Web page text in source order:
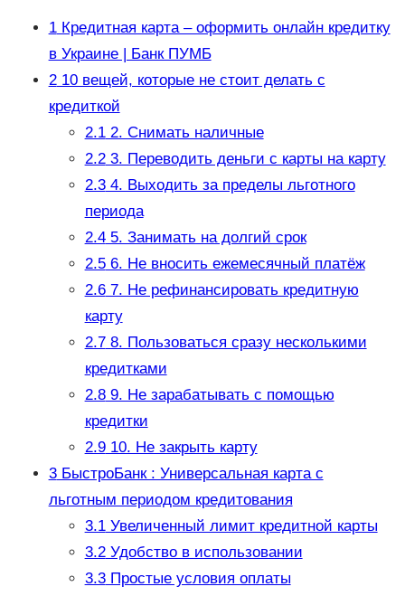
1Кредитная карта – оформить онлайн кредитку
в Украине | Банк ПУМБ
210 вещей, которые не стоит делать с
кредиткой
2.12. Снимать наличные
2.23. Переводить деньги с карты на карту
2.34. Выходить за пределы льготного
периода
2.45. Занимать на долгий срок
2.56. Не вносить ежемесячный платёж
2.67. Не рефинансировать кредитную
карту
2.78. Пользоваться сразу несколькими
кредитками
2.89. Не зарабатывать с помощью
кредитки
2.910. Не закрыть карту
3БыстроБанк : Универсальная карта с
льготным периодом кредитования
3.1Увеличенный лимит кредитной карты
3.2Удобство в использовании
3.3Простые условия оплаты